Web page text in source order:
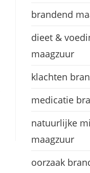
brandend
dieet &
maagzuur
klachten
medicatie
natuurlijke
maagzuur
oorzaak